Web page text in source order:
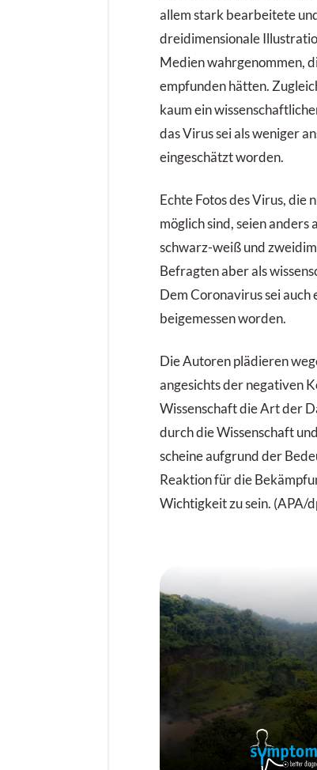
allem stark bearbeitete
dreidimensionale
Medien wahrgenommen,
empfunden hätten.
kaum ein
das Virus sei als weniger
eingeschätzt worden.
Echte Fotos des Virus,
möglich sind, seien anders
schwarz-weiß und
Befragten aber als
Dem Coronavirus sei
beigemessen worden.
Die Autoren plädieren
angesichts der negativen
Wissenschaft die Art der
durch die Wissenschaft
scheine aufgrund der
Reaktion für die
Wichtigkeit zu sein. (APA/